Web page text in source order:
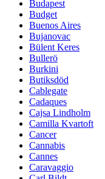
Budapest
Budget
Buenos Aires
Bujanovac
Bülent Keres
Bullerö
Burkini
Butiksdöd
Cablegate
Cadaques
Cajsa Lindholm
Camilla Kvartoft
Cancer
Cannabis
Cannes
Caravaggio